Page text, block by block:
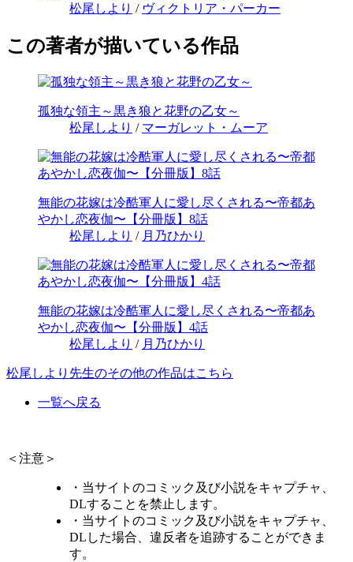
松尾しより / ヴィクトリア・パーカー
この著者が描いている作品
孤独な領主～黒き狼と花野の乙女～
松尾しより / マーガレット・ムーア
無能の花嫁は冷酷軍人に愛し尽くされる〜帝都あ
やかし恋夜伽〜【分冊版】8話
松尾しより / 月乃ひかり
無能の花嫁は冷酷軍人に愛し尽くされる〜帝都あ
やかし恋夜伽〜【分冊版】4話
松尾しより / 月乃ひかり
松尾しより先生のその他の作品はこちら
一覧へ戻る
＜注意＞
・当サイトのコミック及び小説をキャプチャ、
DLすることを禁止します。
・当サイトのコミック及び小説をキャプチャ、
DLした場合、違反者を追跡することができま
す。